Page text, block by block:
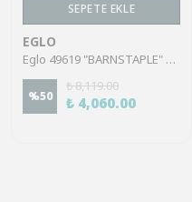
SEPETE EKLE
EGLO
Eglo 49619 "BARNSTAPLE" 110 Cm Yüksekliğinde Çelik Siyah Sarkıt Avize
%50
₺ 8,119.00
₺ 4,060.00